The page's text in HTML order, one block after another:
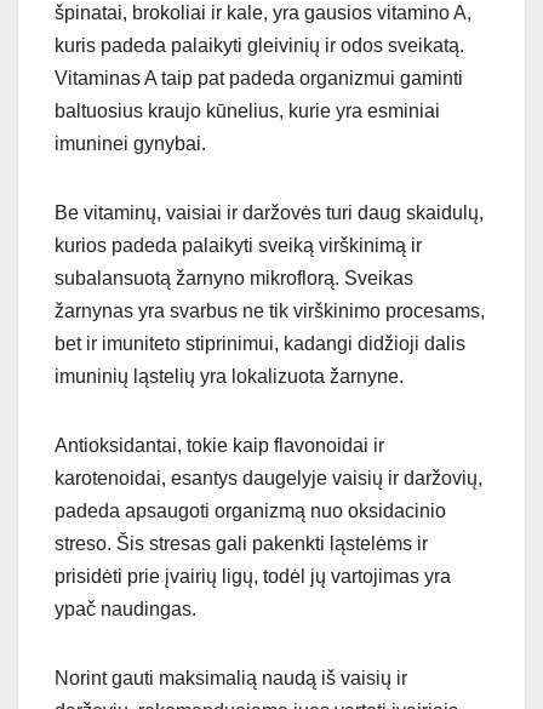
špinatai, brokoliai ir kale, yra gausios vitamino A,
kuris padeda palaikyti gleivinių ir odos sveikatą.
Vitaminas A taip pat padeda organizmui gaminti
baltuosius kraujo kūnelius, kurie yra esminiai
imuninei gynybai.
Be vitaminų, vaisiai ir daržovės turi daug skaidulų,
kurios padeda palaikyti sveiką virškinimą ir
subalansuotą žarnyno mikroflorą. Sveikas
žarnynas yra svarbus ne tik virškinimo procesams,
bet ir imuniteto stiprinimui, kadangi didžioji dalis
imuninių ląstelių yra lokalizuota žarnyne.
Antioksidantai, tokie kaip flavonoidai ir
karotenoidai, esantys daugelyje vaisių ir daržovių,
padeda apsaugoti organizmą nuo oksidacinio
streso. Šis stresas gali pakenkti ląstelėms ir
prisidėti prie įvairių ligų, todėl jų vartojimas yra
ypač naudingas.
Norint gauti maksimalią naudą iš vaisių ir